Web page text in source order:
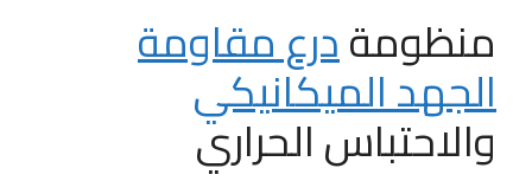
منظومةدرع مقاومة
الجهد الميكانيكي
والاحتباس الحراري